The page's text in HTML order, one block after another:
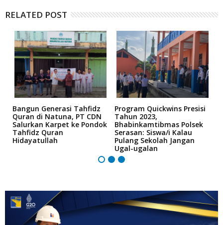
RELATED POST
Bangun Generasi Tahfidz
Quran di Natuna, PT CDN
Salurkan Karpet ke Pondok
Tahfidz Quran
Hidayatullah
Program Quickwins Presisi
Tahun 2023,
Bhabinkamtibmas Polsek
Serasan: Siswa/i Kalau
Pulang Sekolah Jangan
Ugal-ugalan